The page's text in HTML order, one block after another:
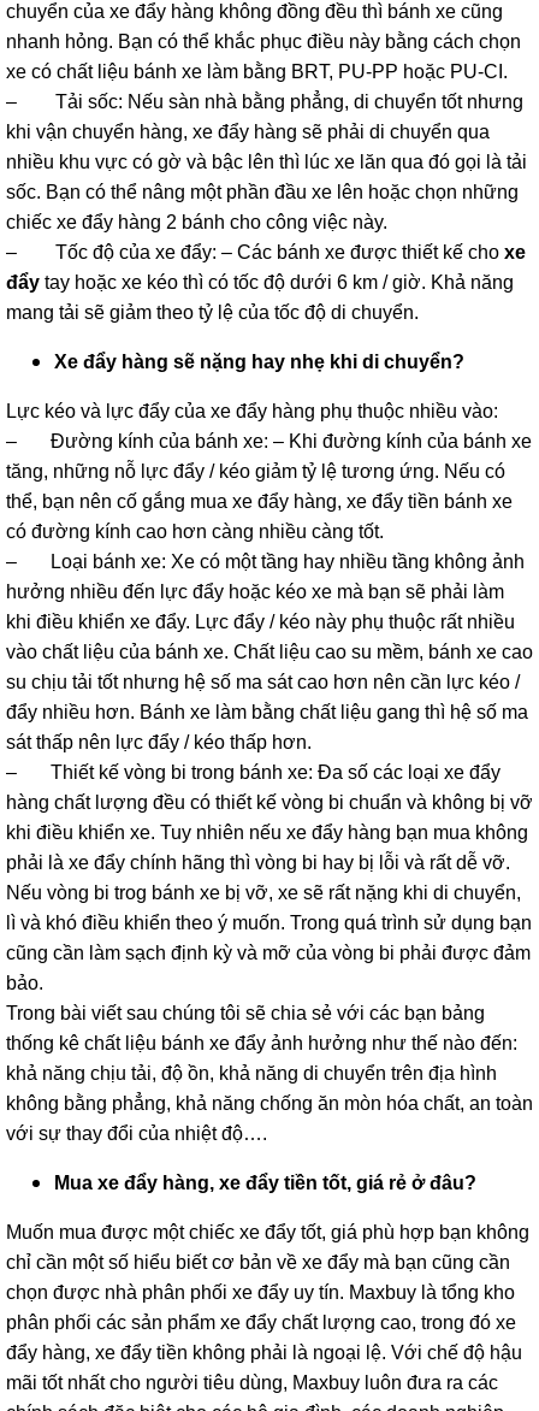
chuyển của xe đẩy hàng không đồng đều thì bánh xe cũng
nhanh hỏng. Bạn có thể khắc phục điều này bằng cách chọn
xe có chất liệu bánh xe làm bằng BRT, PU-PP hoặc PU-CI.
– Tải sốc: Nếu sàn nhà bằng phẳng, di chuyển tốt nhưng
khi vận chuyển hàng, xe đẩy hàng sẽ phải di chuyển qua
nhiều khu vực có gờ và bậc lên thì lúc xe lăn qua đó gọi là tải
sốc. Bạn có thể nâng một phần đầu xe lên hoặc chọn những
chiếc xe đẩy hàng 2 bánh cho công việc này.
– Tốc độ của xe đẩy: – Các bánh xe được thiết kế cho xe
đẩy tay hoặc xe kéo thì có tốc độ dưới 6 km / giờ. Khả năng
mang tải sẽ giảm theo tỷ lệ của tốc độ di chuyển.
Xe đẩy hàng sẽ nặng hay nhẹ khi di chuyển?
Lực kéo và lực đẩy của xe đẩy hàng phụ thuộc nhiều vào:
– Đường kính của bánh xe: – Khi đường kính của bánh xe
tăng, những nỗ lực đẩy / kéo giảm tỷ lệ tương ứng. Nếu có
thể, bạn nên cố gắng mua xe đẩy hàng, xe đẩy tiền bánh xe
có đường kính cao hơn càng nhiều càng tốt.
– Loại bánh xe: Xe có một tầng hay nhiều tầng không ảnh
hưởng nhiều đến lực đẩy hoặc kéo xe mà bạn sẽ phải làm
khi điều khiển xe đẩy. Lực đẩy / kéo này phụ thuộc rất nhiều
vào chất liệu của bánh xe. Chất liệu cao su mềm, bánh xe cao
su chịu tải tốt nhưng hệ số ma sát cao hơn nên cần lực kéo /
đẩy nhiều hơn. Bánh xe làm bằng chất liệu gang thì hệ số ma
sát thấp nên lực đẩy / kéo thấp hơn.
– Thiết kế vòng bi trong bánh xe: Đa số các loại xe đẩy
hàng chất lượng đều có thiết kế vòng bi chuẩn và không bị vỡ
khi điều khiển xe. Tuy nhiên nếu xe đẩy hàng bạn mua không
phải là xe đẩy chính hãng thì vòng bi hay bị lỗi và rất dễ vỡ.
Nếu vòng bi trog bánh xe bị vỡ, xe sẽ rất nặng khi di chuyển,
lì và khó điều khiển theo ý muốn. Trong quá trình sử dụng bạn
cũng cần làm sạch định kỳ và mỡ của vòng bi phải được đảm
bảo.
Trong bài viết sau chúng tôi sẽ chia sẻ với các bạn bảng
thống kê chất liệu bánh xe đẩy ảnh hưởng như thế nào đến:
khả năng chịu tải, độ ồn, khả năng di chuyển trên địa hình
không bằng phẳng, khả năng chống ăn mòn hóa chất, an toàn
với sự thay đổi của nhiệt độ….
Mua xe đẩy hàng, xe đẩy tiền tốt, giá rẻ ở đâu?
Muốn mua được một chiếc xe đẩy tốt, giá phù hợp bạn không
chỉ cần một số hiểu biết cơ bản về xe đẩy mà bạn cũng cần
chọn được nhà phân phối xe đẩy uy tín. Maxbuy là tổng kho
phân phối các sản phẩm xe đẩy chất lượng cao, trong đó xe
đẩy hàng, xe đẩy tiền không phải là ngoại lệ. Với chế độ hậu
mãi tốt nhất cho người tiêu dùng, Maxbuy luôn đưa ra các